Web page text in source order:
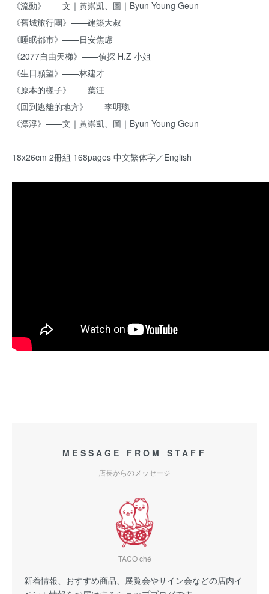
《流動》——文｜黃崇凱、圖｜Byun Young Geun
《舊城旅行團》——建築大叔
《睡眠都市》——日安焦慮
《2077自由天梯》——偵探 H.Z 小姐
《生日願望》——林建才
《原本的樣子》——葉汪
《回到逃離的地方》——李明璁
《漂浮》——文｜黃崇凱、圖｜Byun Young Geun
18x26cm 2冊組 168pages 中文繁体字／English
MESSAGE FROM STAFF
店長からのメッセージ
TACO ché
新着情報、おすすめ商品、展覧会やサイン会などの店内イ